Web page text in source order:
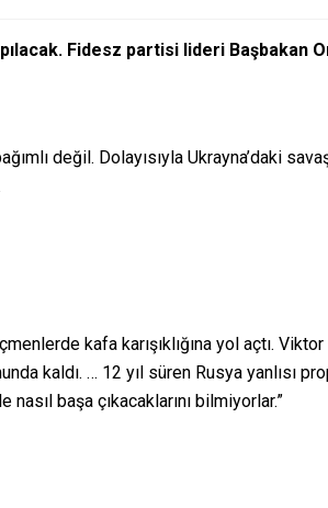
Fidesz partisi lideri Başbakan
değil. Dolayısıyla Ukrayna’daki
kafa karışıklığına yol açtı.
kaldı. … 12 yıl süren Rusya yanlısı
başa çıkacaklarını bilmiyorlar.”